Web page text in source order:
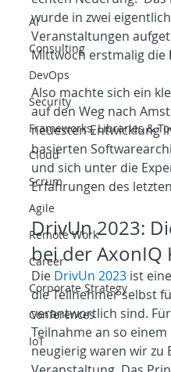
AI
Consulting
DevOps
Security
Frameworks, Libraries &
Cloud
Scrum
Agile
Remote Work
Career
Corporate Strategy
Conferences
IoT
wurde in zwei
Veranstaltungen
Mittwoch erstmalig die
Also machte sich ein
auf den Weg nach
neuesten Entwicklung
basierten
und sich unter die
Erfahrungen des
DrivUn 2023:
bei der AxonIQ
Die DrivUn 2023 ist
die Teilnehmer selbst
verantwortlich sind.
Teilnahme an so
neugierig waren wir zu